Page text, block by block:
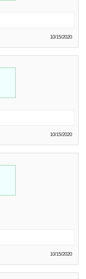
10/15/2020
10/15/2020
10/15/2020